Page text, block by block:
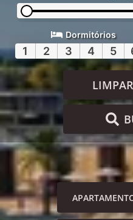
Dormitórios
1 2 3 4 5